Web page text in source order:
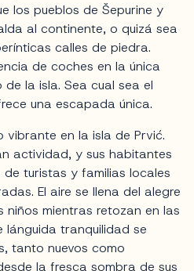
los pueblos de Šepurine y
al continente, o quizá sea
calles de piedra.
de coches en la única
la isla. Sea cual sea el
una escapada única.
vibrante en la isla de Prvić.
actividad, y sus habitantes
turistas y familias locales
El aire se llena del alegre
niños mientras retozan en las
lánguida tranquilidad se
tanto nuevos como
la fresca sombra de sus